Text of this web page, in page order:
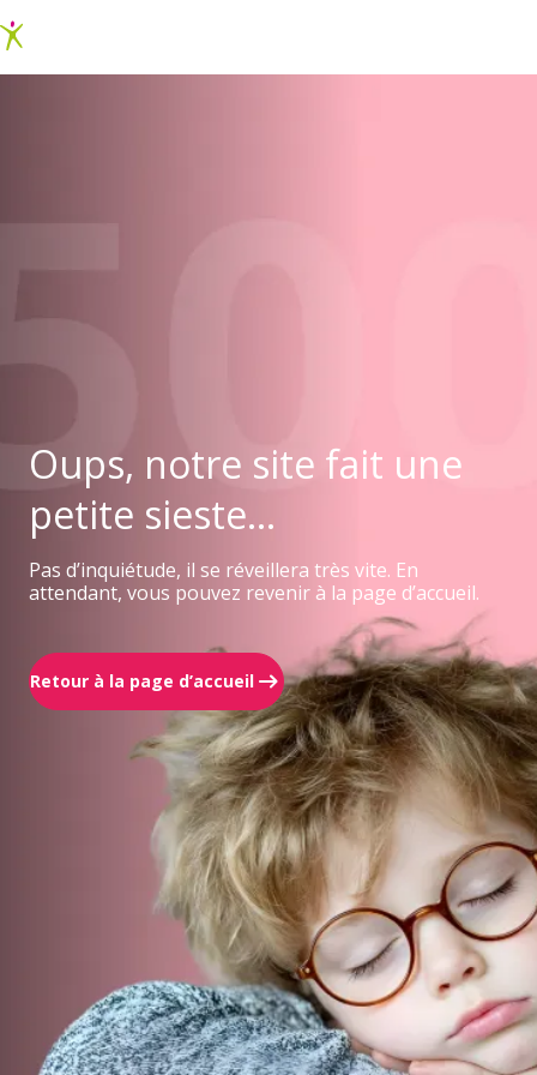
Oups, notre site fait une
petite sieste...
Pas d’inquiétude, il se réveillera très vite. En
attendant, vous pouvez revenir à la page d’accueil.
Retour à la page d’accueil